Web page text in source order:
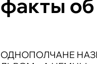
факты
ОДНОПОЛЧАНЕ